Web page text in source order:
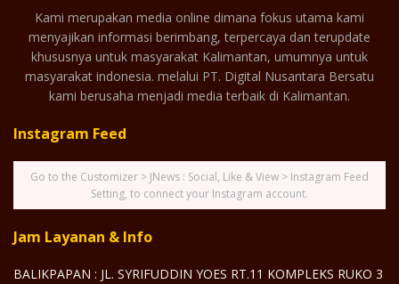
Kami merupakan media online dimana fokus utama kami
menyajikan informasi berimbang, terpercaya dan terupdate
khususnya untuk masyarakat Kalimantan, umumnya untuk
masyarakat indonesia. melalui PT. Digital Nusantara Bersatu
kami berusaha menjadi media terbaik di Kalimantan.
Instagram Feed
Go to the Customizer > JNews : Social, Like & View > Instagram Feed
Setting, to connect your Instagram account.
Jam Layanan & Info
BALIKPAPAN : JL. SYRIFUDDIN YOES RT.11 KOMPLEKS RUKO 3